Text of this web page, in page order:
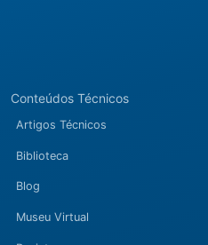
Conteúdos Técnicos
Artigos Técnicos
Biblioteca
Blog
Museu Virtual